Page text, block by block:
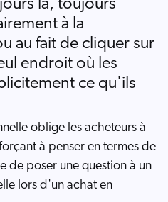
là, toujours
à la
au fait de cliquer sur
endroit où les
ce qu'ils
oblige les acheteurs à
à penser en termes de
de poser une question à un
lors d'un achat en